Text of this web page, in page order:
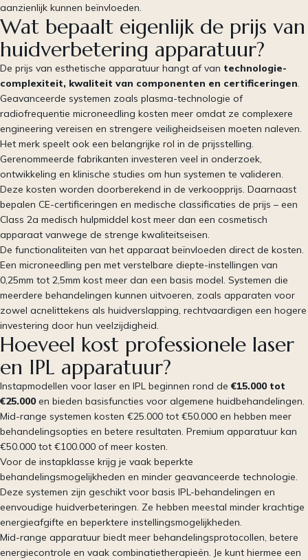
aanzienlijk kunnen beïnvloeden.
Wat bepaalt eigenlijk de prijs van
huidverbetering apparatuur?
De prijs van esthetische apparatuur hangt af van technologie-
complexiteit, kwaliteit van componenten en certificeringen
Geavanceerde systemen zoals plasma-technologie of
radiofrequentie microneedling kosten meer omdat ze complexere
engineering vereisen en strengere veiligheidseisen moeten naleven.
Het merk speelt ook een belangrijke rol in de prijsstelling.
Gerenommeerde fabrikanten investeren veel in onderzoek,
ontwikkeling en klinische studies om hun systemen te valideren.
Deze kosten worden doorberekend in de verkoopprijs. Daarnaast
bepalen CE-certificeringen en medische classificaties de prijs – een
Class 2a medisch hulpmiddel kost meer dan een cosmetisch
apparaat vanwege de strenge kwaliteitseisen.
De functionaliteiten van het apparaat beïnvloeden direct de kosten.
Een microneedling pen met verstelbare diepte-instellingen van
0,25mm tot 2,5mm kost meer dan een basis model. Systemen die
meerdere behandelingen kunnen uitvoeren, zoals apparaten voor
zowel acnelittekens als huidverslapping, rechtvaardigen een hogere
investering door hun veelzijdigheid.
Hoeveel kost professionele laser
en IPL apparatuur?
Instapmodellen voor laser en IPL beginnen rond de €15.000 tot
€25.000 en bieden basisfuncties voor algemene huidbehandelingen.
Mid-range systemen kosten €25.000 tot €50.000 en hebben meer
behandelingsopties en betere resultaten. Premium apparatuur kan
€50.000 tot €100.000 of meer kosten.
Voor de instapklasse krijg je vaak beperkte
behandelingsmogelijkheden en minder geavanceerde technologie.
Deze systemen zijn geschikt voor basis IPL-behandelingen en
eenvoudige huidverbeteringen. Ze hebben meestal minder krachtige
energieafgifte en beperktere instellingsmogelijkheden.
Mid-range apparatuur biedt meer behandelingsprotocollen, betere
energiecontrole en vaak combinatietherapieën. Je kunt hiermee een